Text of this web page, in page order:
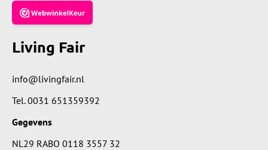
Living Fair
info@livingfair.nl
Tel.0031 651359392
Gegevens
NL29 RABO 0118 3557 32